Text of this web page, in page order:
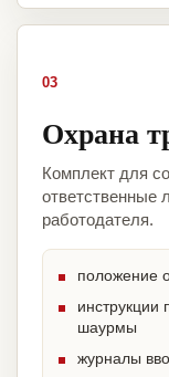
03
Охрана
Комплект для
ответственные
работодателя.
положение
инструкции
шаурмы
журналы